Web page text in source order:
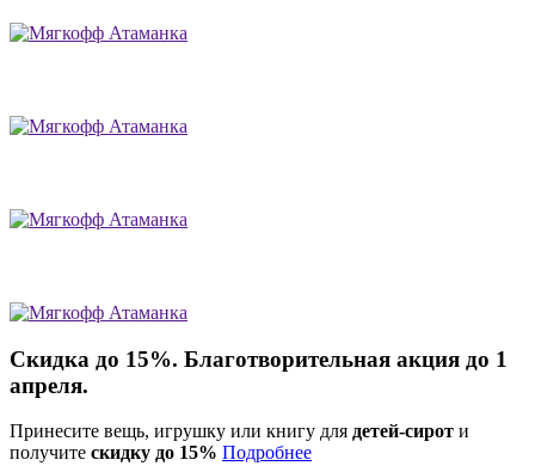
Скидка до 15%. Благотворительная акция до 1
апреля.
Принесите вещь, игрушку или книгу для детей-сирот и
получите скидку до 15% Подробнее